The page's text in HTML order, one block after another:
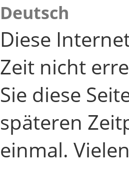
Deutsch
Diese
Zeit nicht
Sie diese
späteren
einmal.